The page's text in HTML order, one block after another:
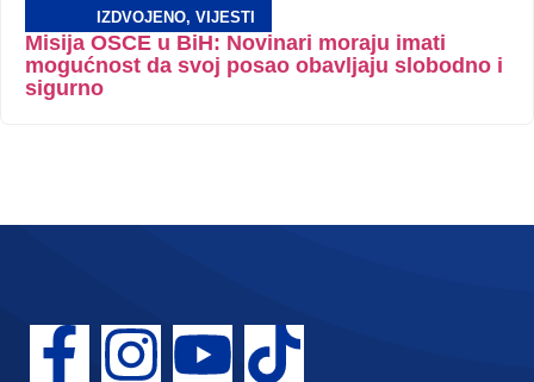
IZDVOJENO, VIJESTI
Misija OSCE u BiH: Novinari moraju imati
mogućnost da svoj posao obavljaju slobodno i
sigurno